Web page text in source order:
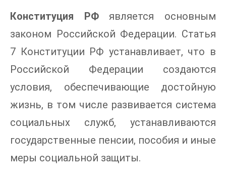
Конституция РФявляется основным
законом Российской Федерации. Статья
7 Конституции РФ устанавливает, что в
Российской Федерации создаются
условия, обеспечивающие достойную
жизнь, в том числе развивается система
социальных служб, устанавливаются
государственные пенсии, пособия и иные
меры социальной защиты.